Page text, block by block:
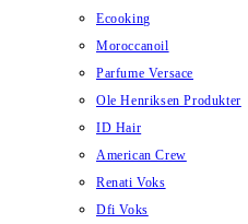
Ecooking
Moroccanoil
Parfume Versace
Ole Henriksen Produkter
ID Hair
American Crew
Renati Voks
Dfi Voks